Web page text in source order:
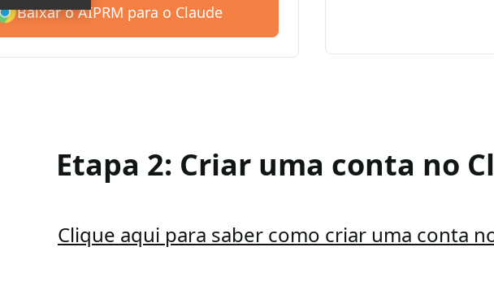
Baixar o AIPRM para o Claude
Etapa 2: Criar uma conta no
Clique aqui para saber como criar uma conta